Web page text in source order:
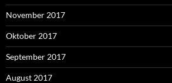
November 2017
Oktober 2017
September 2017
August 2017